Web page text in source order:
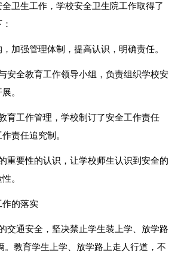
卫生工作，学校安全卫生院工作取得了
强管理体制，提高认识，明确责任。
安全教育工作领导小组，负责组织学校安
。
育工作管理，学校制订了安全工作责任
责任追究制。
重要性的认识，让学校师生认识到安全的
。
作的落实
交通安全，坚决禁止学生装上学、放学路
。教育学生上学、放学路上走人行道，不